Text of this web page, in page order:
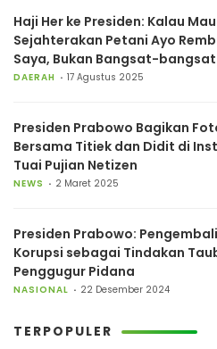
Haji Her ke Presiden: Kalau Mau
Sejahterakan Petani Ayo
Saya, Bukan Bangsat-
DAERAH 17 Agustus 2025
Presiden Prabowo Bagikan
Bersama Titiek dan Didit di
Tuai Pujian Netizen
NEWS 2 Maret 2025
Presiden Prabowo:
Korupsi sebagai Tindakan
Penggugur Pidana
NASIONAL 22 Desember 2024
TERPOPULER